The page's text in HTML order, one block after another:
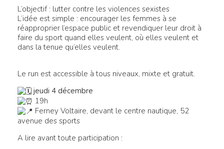
L’objectif : lutter contre les violences sexistes
L’idée est simple : encourager les femmes à se
réapproprier l’espace public et revendiquer leur droit à
faire du sport quand elles veulent, où elles veulent et
dans la tenue qu’elles veulent.
Le run est accessible à tous niveaux, mixte et gratuit.
jeudi 4 décembre
19h
Ferney Voltaire, devant le centre nautique, 52
avenue des sports
A lire avant toute participation :